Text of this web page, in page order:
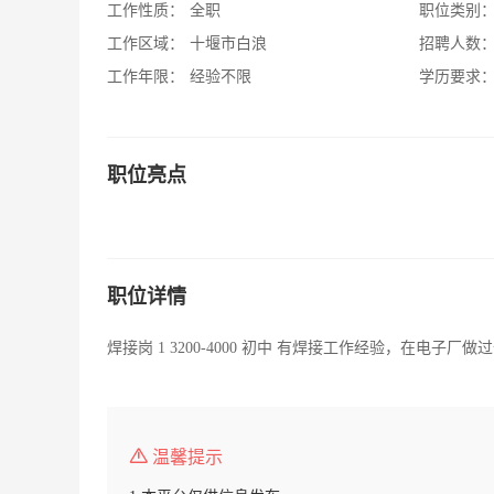
工作性质：
全职
工作区域：
十堰市白浪
工作年限：
经验不限
职位类别
招聘人数
学历要求
职位亮点
职位详情
焊接岗 1 3200-4000 初中 有焊接工作经验，在电子厂做
温馨提示